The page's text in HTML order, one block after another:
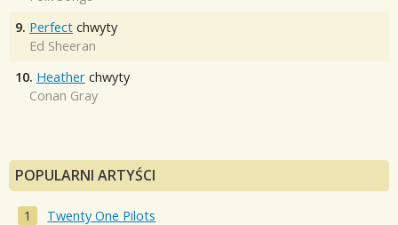
9. Perfect chwyty
Ed Sheeran
10. Heather chwyty
Conan Gray
POPULARNI ARTYŚCI
Twenty One Pilots